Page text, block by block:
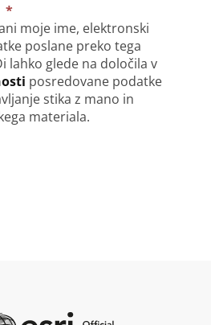
*
moje ime, elektronski
poslane preko tega
lahko glede na določila v
posredovane podatke
stika z mano in
materiala.